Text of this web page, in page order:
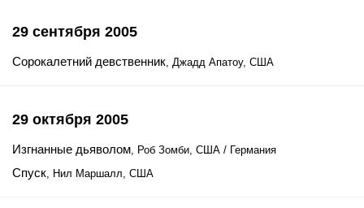
29 сентября 2005
Сорокалетний девственник, Джадд Апатоу, США
29 октября 2005
Изгнанные дьяволом, Роб Зомби, США / Германия
Спуск, Нил Маршалл, США